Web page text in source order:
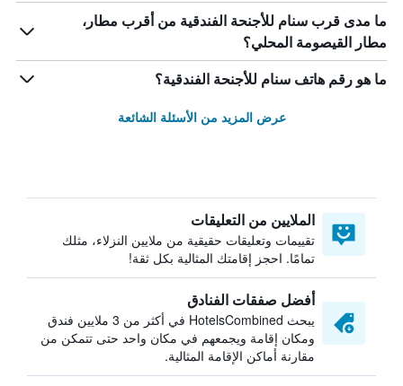
ما مدى قرب سنام للأجنحة الفندقية من أقرب مطار،
مطار القيصومة المحلي؟
ما هو رقم هاتف سنام للأجنحة الفندقية؟
عرض المزيد من الأسئلة الشائعة
الملايين من التعليقات
تقييمات وتعليقات حقيقية من ملايين النزلاء، مثلك
تمامًا. احجز إقامتك المثالية بكل ثقة!
أفضل صفقات الفنادق
يبحث HotelsCombined في أكثر من 3 ملايين فندق
ومكان إقامة ويجمعهم في مكان واحد حتى تتمكن من
مقارنة أماكن الإقامة المثالية.